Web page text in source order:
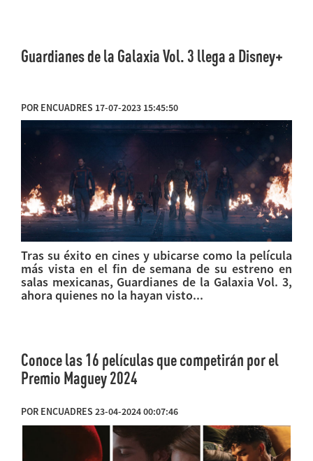
Guardianes de la Galaxia Vol. 3 llega a Disney+
POR ENCUADRES 17-07-2023 15:45:50
Tras su éxito en cines y ubicarse como la película
más vista en el fin de semana de su estreno en
salas mexicanas, Guardianes de la Galaxia Vol. 3,
ahora quienes no la hayan visto...
Conoce las 16 películas que competirán por el
Premio Maguey 2024
POR ENCUADRES 23-04-2024 00:07:46